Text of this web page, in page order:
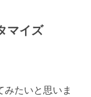
マイズ
たいと思いま